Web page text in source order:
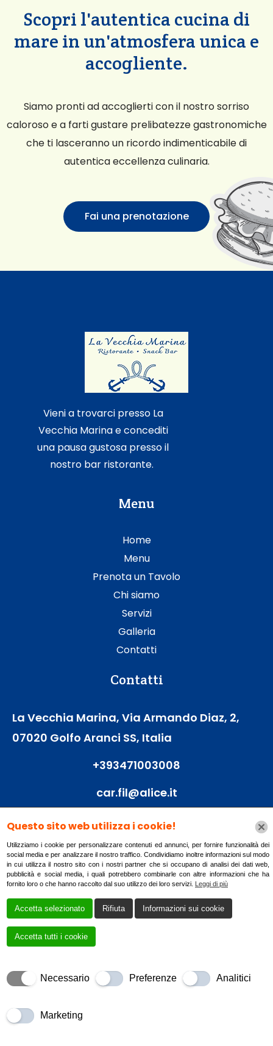
Scopri l'autentica cucina di
mare in un'atmosfera unica e
accogliente.
Siamo pronti ad accoglierti con il nostro sorriso
caloroso e a farti gustare prelibatezze gastronomiche
che ti lasceranno un ricordo indimenticabile di
autentica eccellenza culinaria.
Fai una prenotazione
Vieni a trovarci presso La
Vecchia Marina e concediti
una pausa gustosa presso il
nostro bar ristorante.
Menu
Home
Menu
Prenota un Tavolo
Chi siamo
Servizi
Galleria
Contatti
Contatti
La Vecchia Marina, Via Armando Diaz, 2,
07020 Golfo Aranci SS, Italia
+393471003008
car.fil@alice.it
Cookie PolicyPrivacy Policy
Creato daLocal Web – Agenzia Web Marketing MilanoCopyrights
© 2023 La Vecchia Marina - P. IVA 02099710903 | Tutti i diritti
riservati.
Questo sito web utilizza i cookie!
Utilizziamo i cookie per personalizzare contenuti ed annunci, per fornire funzionalità dei
social media e per analizzare il nostro traffico. Condividiamo inoltre informazioni sul modo
in cui utilizza il nostro sito con i nostri partner che si occupano di analisi dei dati web,
pubblicità e social media, i quali potrebbero combinarle con altre informazioni che ha
fornito loro o che hanno raccolto dal suo utilizzo dei loro servizi. Leggi di più
Accetta selezionato Rifiuta Informazioni sui cookie
Accetta tutti i cookie
Necessario Preferenze Analitici
Marketing